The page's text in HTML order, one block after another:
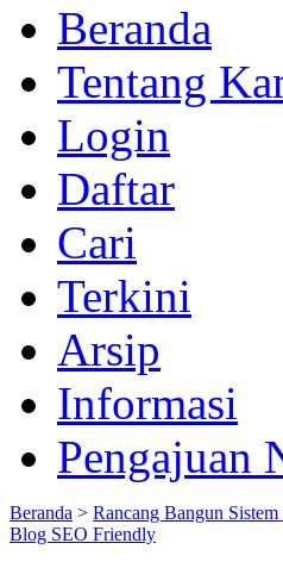
Beranda
Tentang
Login
Daftar
Cari
Terkini
Arsip
Informasi
Pengajuan
Beranda > Rancang Bangun
Blog SEO Friendly